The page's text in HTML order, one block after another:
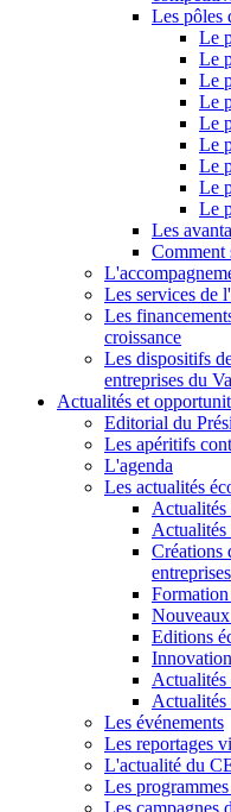
Les pôles
Le
Le
Le
Le
Le
Le
Le
Le
Le
Les
Comment
Les services de
Les
croissance
Les dispositifs
entreprises du
Actualités et
Editorial du
Les apéritifs
L'agenda
Les actualités
Actualités
Créations
entreprises
Formation
Editions
Innovation
Actualités
Actualités
Les événements
Les reportages
L'actualité du
Les
Les campagnes